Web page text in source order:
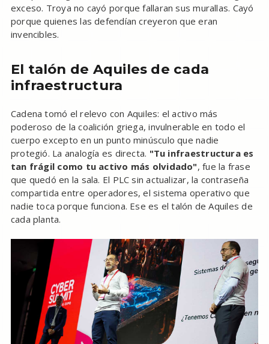
exceso. Troya no cayó porque fallaran sus murallas. Cayó
porque quienes las defendían creyeron que eran
invencibles.
El talón de Aquiles de cada
infraestructura
Cadena tomó el relevo con Aquiles: el activo más
poderoso de la coalición griega, invulnerable en todo el
cuerpo excepto en un punto minúsculo que nadie
protegió. La analogía es directa. "Tu infraestructura es
tan frágil como tu activo más olvidado", fue la frase
que quedó en la sala. El PLC sin actualizar, la contraseña
compartida entre operadores, el sistema operativo que
nadie toca porque funciona. Ese es el talón de Aquiles de
cada planta.